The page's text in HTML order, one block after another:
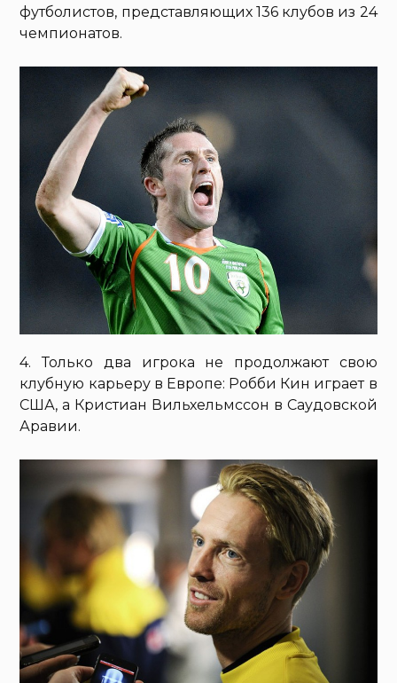
футболистов, представляющих 136 клубов из 24
чемпионатов.
4. Только два игрока не продолжают свою
клубную карьеру в Европе: Робби Кин играет в
США, а Кристиан Вильхельмссон в Саудовской
Аравии.